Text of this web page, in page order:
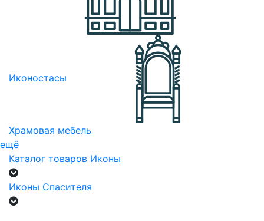
Иконостасы
Храмовая мебель
ещё
Каталог товаров Иконы
Иконы Спасителя